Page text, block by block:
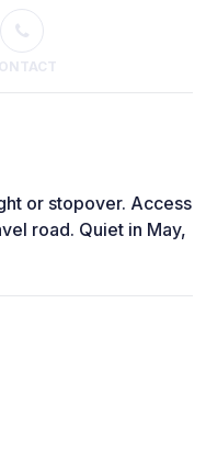
or stopover. Access
road. Quiet in May,